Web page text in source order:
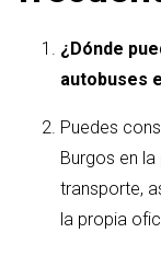
¿Dónde
autobuses
Puedes
Burgos en
transporte,
la propia